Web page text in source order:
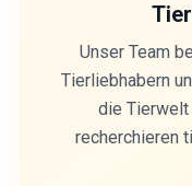
Unser Team
Tierliebhabern
die Tierwelt
recherchieren